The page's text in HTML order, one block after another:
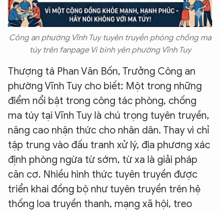
Công an phường Vĩnh Tuy tuyên truyền phòng chống ma
túy trên fanpage Vì bình yên phường Vĩnh Tuy
Thượng tá Phan Văn Bốn, Trưởng Công an
phường Vĩnh Tuy cho biết: Một trong những
điểm nổi bật trong công tác phòng, chống
ma túy tại Vĩnh Tuy là chú trọng tuyên truyền,
nâng cao nhận thức cho nhân dân. Thay vì chỉ
tập trung vào đấu tranh xử lý, địa phương xác
định phòng ngừa từ sớm, từ xa là giải pháp
căn cơ. Nhiều hình thức tuyên truyền được
triển khai đồng bộ như tuyên truyền trên hệ
thống loa truyền thanh, mạng xã hội, treo